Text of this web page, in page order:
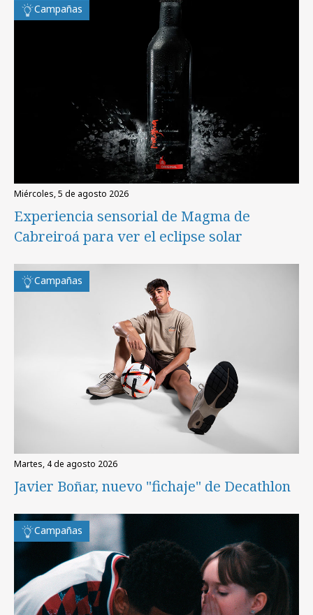
Campañas
miércoles, 5 de agosto 2026
Experiencia sensorial de Magma de
Cabreiroá para ver el eclipse solar
Campañas
martes, 4 de agosto 2026
Javier Boñar, nuevo "fichaje" de Decathlon
Campañas